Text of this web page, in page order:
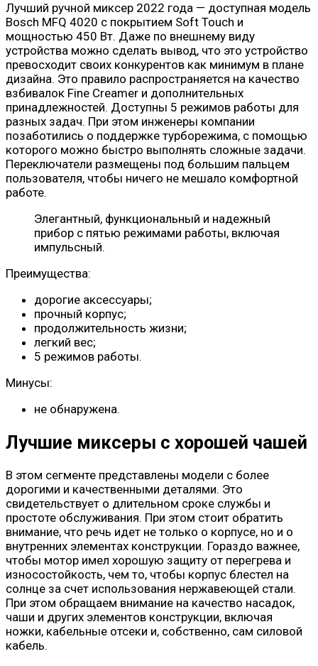
Лучший ручной миксер 2022 года — доступная модель
Bosch MFQ 4020 с покрытием Soft Touch и
мощностью 450 Вт. Даже по внешнему виду
устройства можно сделать вывод, что это устройство
превосходит своих конкурентов как минимум в плане
дизайна. Это правило распространяется на качество
взбивалок Fine Creamer и дополнительных
принадлежностей. Доступны 5 режимов работы для
разных задач. При этом инженеры компании
позаботились о поддержке турборежима, с помощью
которого можно быстро выполнять сложные задачи.
Переключатели размещены под большим пальцем
пользователя, чтобы ничего не мешало комфортной
работе.
Элегантный, функциональный и надежный
прибор с пятью режимами работы, включая
импульсный.
Преимущества:
дорогие аксессуары;
прочный корпус;
продолжительность жизни;
легкий вес;
5 режимов работы.
Минусы:
не обнаружена.
Лучшие миксеры с хорошей чашей
В этом сегменте представлены модели с более
дорогими и качественными деталями. Это
свидетельствует о длительном сроке службы и
простоте обслуживания. При этом стоит обратить
внимание, что речь идет не только о корпусе, но и о
внутренних элементах конструкции. Гораздо важнее,
чтобы мотор имел хорошую защиту от перегрева и
износостойкость, чем то, чтобы корпус блестел на
солнце за счет использования нержавеющей стали.
При этом обращаем внимание на качество насадок,
чаши и других элементов конструкции, включая
ножки, кабельные отсеки и, собственно, сам силовой
кабель.